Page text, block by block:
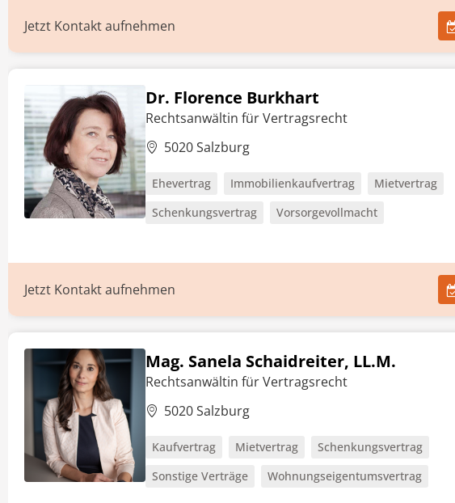
Jetzt Kontakt aufnehmen
Dr. Florence Burkhart
Rechtsanwältin für Vertragsrecht
5020 Salzburg
Ehevertrag Immobilienkaufvertrag
Mietvertrag
Schenkungsvertrag
Vorsorgevollmacht
Jetzt Kontakt aufnehmen
Mag. Sanela Schaidreiter, LL.M.
Rechtsanwältin für Vertragsrecht
5020 Salzburg
Kaufvertrag Mietvertrag
Schenkungsvertrag
Sonstige Verträge
Wohnungseigentumsvertrag